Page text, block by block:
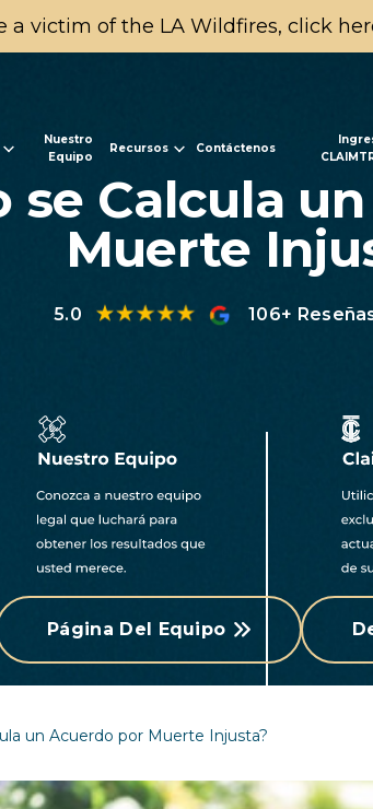
a victim of the LA Wildfires, click
Nuestro
Equipo
Recursos Contáctenos
se Calcula
Muerte
5.0 106+
Página Del Equipo
un Acuerdo por Muerte Injusta?